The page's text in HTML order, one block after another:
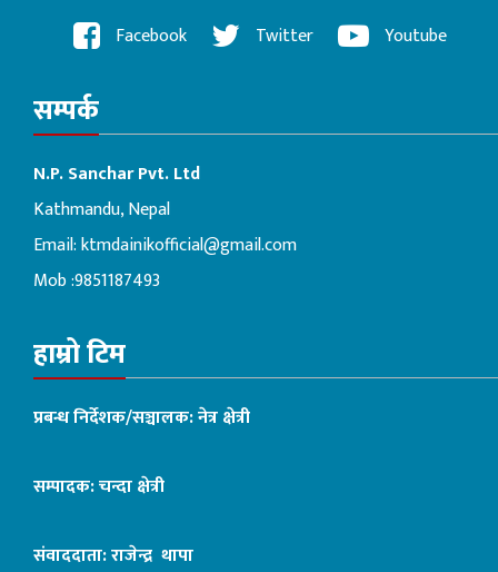
Facebook Twitter Youtube
सम्पर्क
N.P. Sanchar Pvt. Ltd
Kathmandu, Nepal
Email:ktmdainikofficial@gmail.com
Mob :9851187493
हाम्रो टिम
प्रबन्ध निर्देशक/सञ्चालक: नेत्र क्षेत्री
सम्पादक: चन्दा क्षेत्री
संवाददाता: राजेन्द्र थापा